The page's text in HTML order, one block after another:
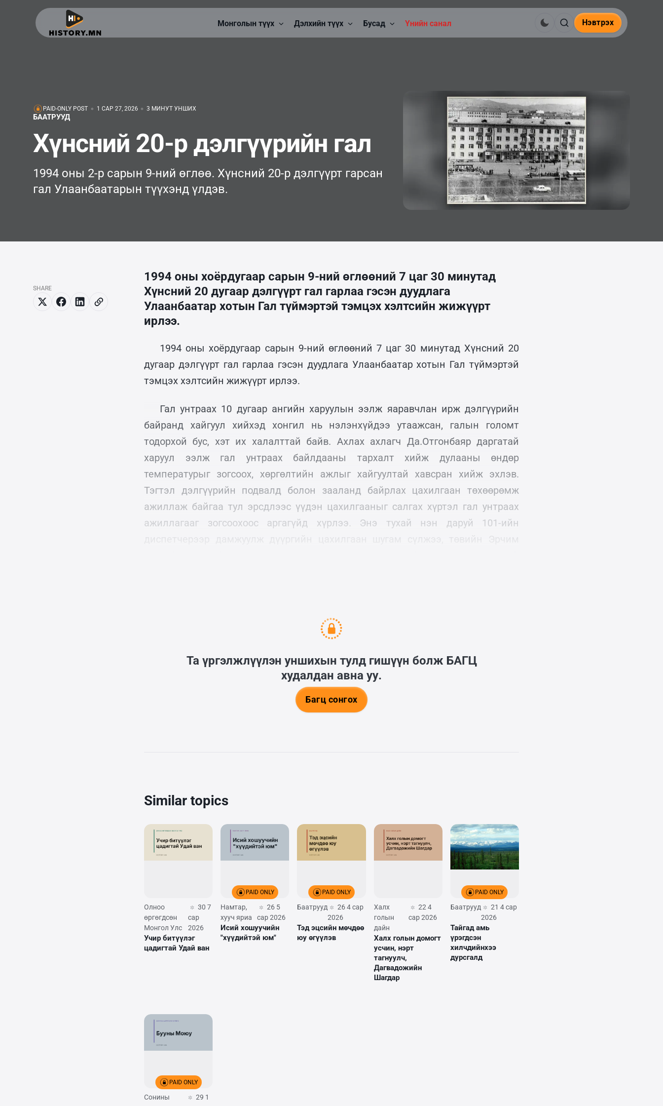
Монголын түүх Дэлхийн түүх Бусад Үнийн санал Нэвтрэх
PAID-ONLY POST 1 САР 27, 2026 3 МИНУТ УНШИХ
БААТРУУД
Хүнсний 20-р дэлгүүрийн гал
1994 оны 2-р сарын 9-ний өглөө. Хүнсний 20-р дэлгүүрт гарсан
гал Улаанбаатарын түүхэнд үлдэв.
1994 оны хоёрдугаар сарын 9-ний өглөөний 7 цаг 30 минутад
Хүнсний 20 дугаар дэлгүүрт гал гарлаа гэсэн дуудлага
Улаанбаатар хотын Гал түймэртэй тэмцэх хэлтсийн жижүүрт
ирлээ.
1994 оны хоёрдугаар сарын 9-ний өглөөний 7 цаг 30 минутад Хүнсний 20
дугаар дэлгүүрт гал гарлаа гэсэн дуудлага Улаанбаатар хотын Гал түймэртэй
тэмцэх хэлтсийн жижүүрт ирлээ.
Гал унтраах 10 дугаар ангийн харуулын ээлж яаравчлан ирж дэлгүүрийн
байранд хайгуул хийхэд хонгил нь нэлэнхүйдээ утаажсан, галын голомт
тодорхой бус, хэт их халалттай байв. Ахлах ахлагч Да.Отгонбаяр даргатай
харуул ээлж гал унтраах байлдааны тархалт хийж дулааны өндөр
температурыг зогсоох, хөргөлтийн ажлыг хайгуултай хавсран хийж эхлэв.
Тэгтэл дэлгүүрийн подвалд болон зааланд байрлах цахилгаан төхөөрөмж
ажиллаж байгаа тул эрсдлээс үүдэн цахилгааныг салгах хүртэл гал унтраах
ажиллагааг зогсоохоос аргагүйд хүрлээ. Энэ тухай нэн даруй 101-ийн
Та үргэлжлүүлэн уншихын тулд гишүүн болж БАГЦ
худалдан авна уу.
Багц сонгох
SHARE
Similar topics
Олноо
өргөгдсөн
Монгол Улс
30 7
сар
2026
Учир битүүлэг
цадигтай Удай ван
PAID ONLY
Намтар,
хууч яриа
26 5
сар 2026
Исий хошуучийн
"хүүдийтэй юм"
PAID ONLY
Баатрууд
26 4 сар
2026
Тэд эцсийн мөчдөө
юу өгүүлэв
Халх
голын
дайн
22 4
сар 2026
Халх голын домогт
усчин, нэрт
тагнуулч,
Дагвадожийн
Шагдар
PAID ONLY
Баатрууд
21 4 сар
2026
Тайгад амь
үрэгдсэн
хилчдийнхээ
дурсгалд
PAID ONLY
Сонины
29 1